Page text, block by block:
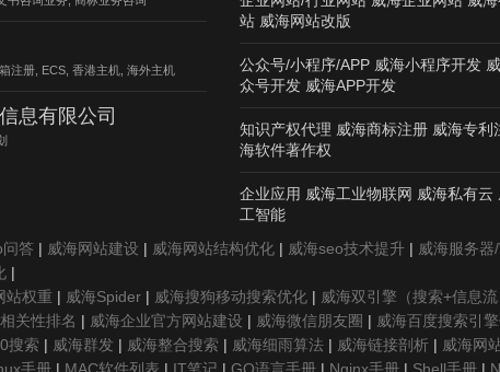
注册, ECS, 香港主机, 海外主机
息有限公司
站 威海网站改版
公众号/小程序/APP 威海小程序开发
众号开发 威海APP开发
知识产权代理 威海商标注册 威海专利
海软件著作权
企业应用 威海工业物联网 威海私有云
工智能
问答 | 威海网站建设 | 威海网站结构优化 | 威海seo技术提升 | 威海服务器
|
站权重 | 威海Spider | 威海搜狗移动搜索优化 | 威海双引擎（搜索+信息
关性排名 | 威海企业官方网站建设 | 威海微信朋友圈 | 威海百度搜索引
搜索 | 威海群发 | 威海整合搜索 | 威海细雨算法 | 威海链接剖析 | 威海网
手册 | MAC软件列表 | IT笔记 | GO语言手册 | Nginx手册 | Shell手册 |